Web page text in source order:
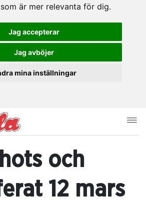
är mer relevanta för dig.
Jag accepterar
Jag avböjer
mina inställningar
och
12 mars